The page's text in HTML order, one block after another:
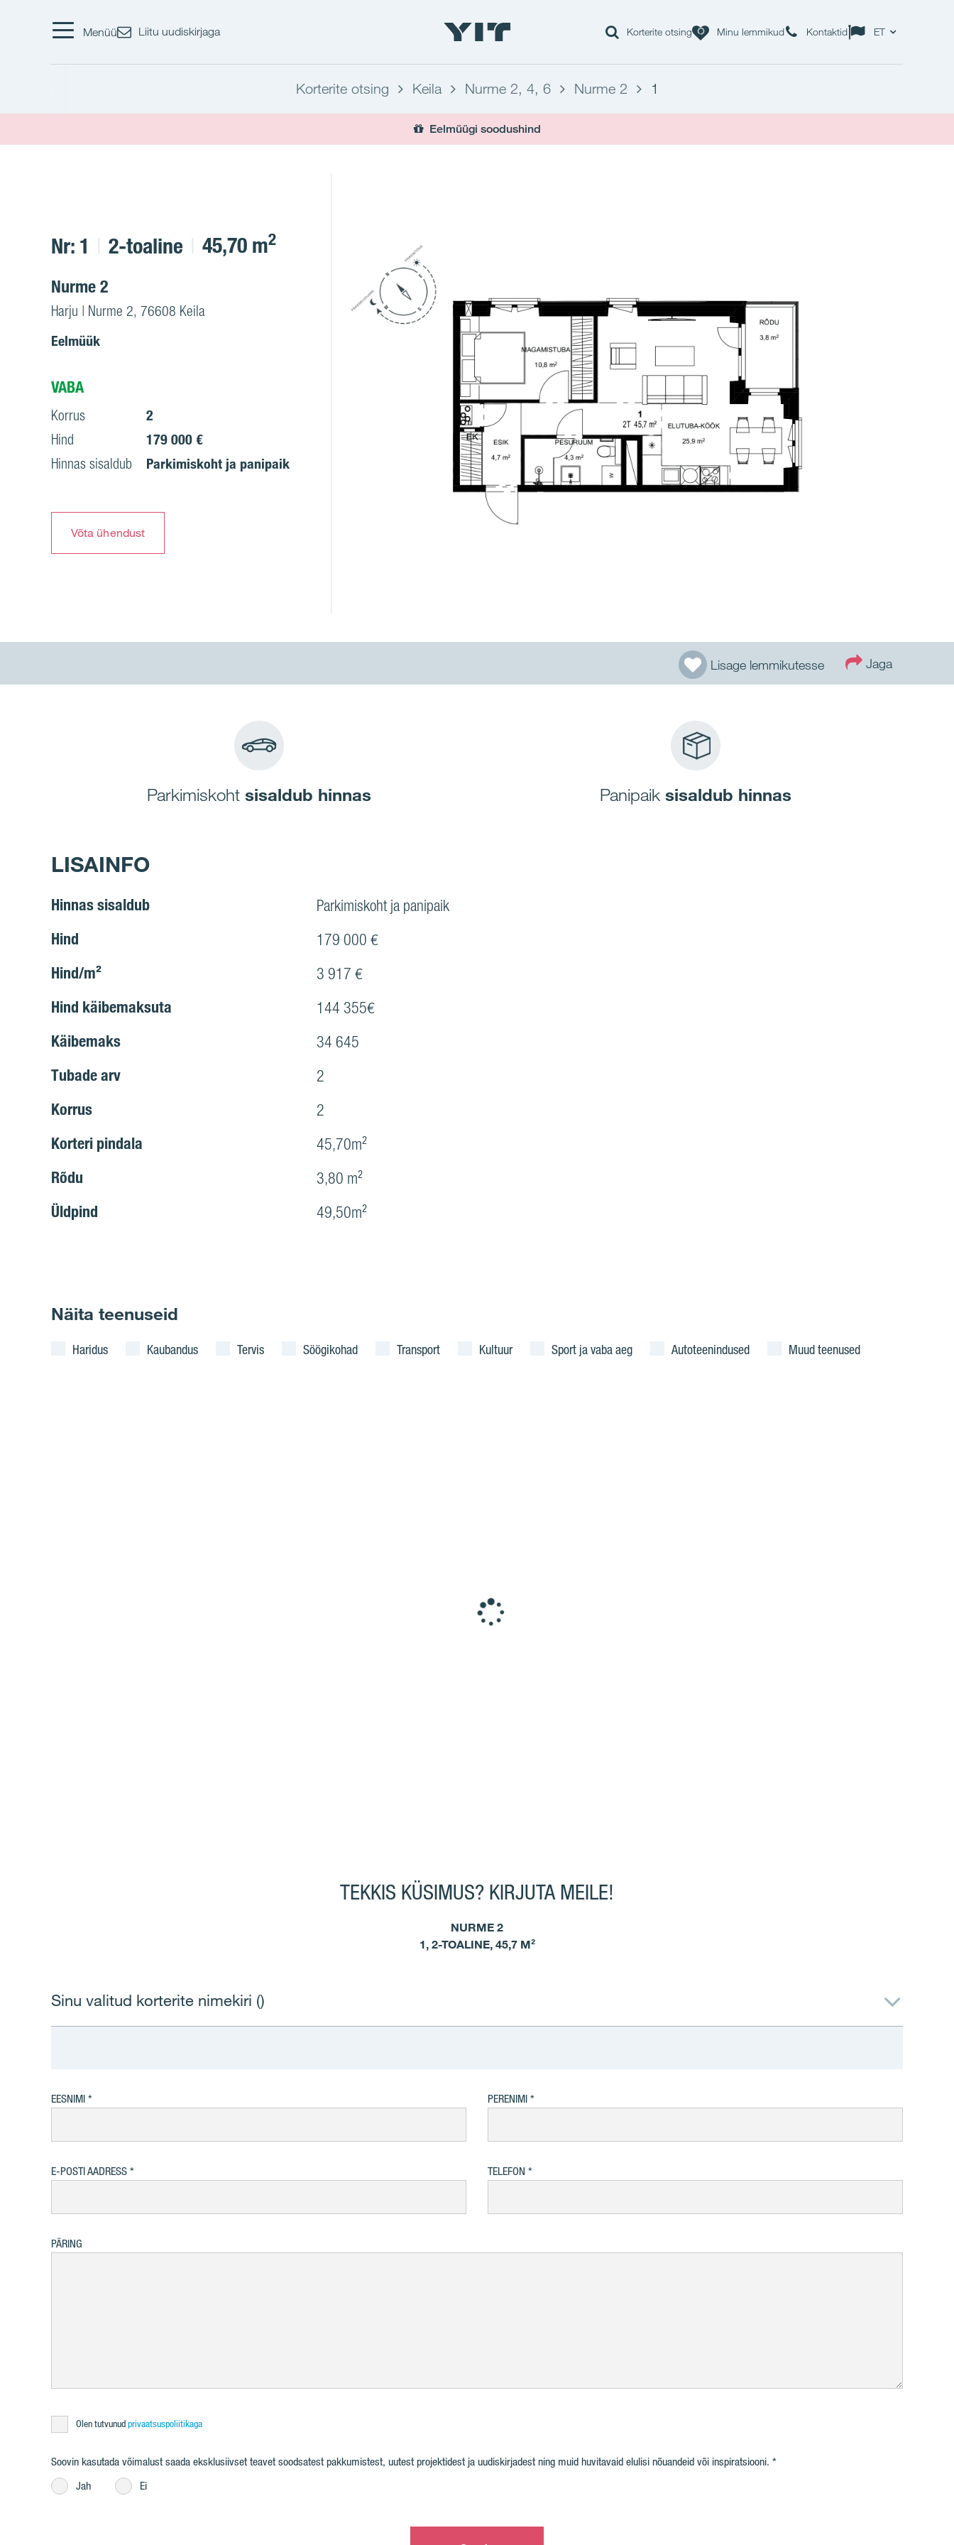
Menüü Liitu uudiskirjaga Korterite otsing Minu lemmikud Kontaktid ET
Korterite otsing Keila Nurme 2, 4, 6 Nurme 2 1
Eelmüügi soodushind
Nr: 1 2-toaline 45,70 m2
Nurme 2
Harju | Nurme 2, 76608 Keila
Eelmüük
VABA
Korrus
2
Hind
179 000 €
Hinnas sisaldub
Parkimiskoht ja panipaik
Võta ühendust
Lisage lemmikutesse Jaga
Parkimiskoht sisaldub hinnas Panipaik sisaldub hinnas
LISAINFO
Hinnas sisaldub Parkimiskoht ja panipaik
Hind 179 000 €
Hind/m² 3 917 €
Hind käibemaksuta 144 355€
Käibemaks 34 645
Tubade arv 2
Korrus 2
Korteri pindala 45,70m²
Rõdu 3,80 m²
Üldpind 49,50m²
Näita teenuseid
Haridus Kaubandus Tervis Söögikohad Transport Kultuur Sport ja vaba aeg Autoteenindused Muud teenused
TEKKIS KÜSIMUS? KIRJUTA MEILE!
NURME 2
1, 2-TOALINE, 45,7 M²
Sinu valitud korterite nimekiri ()
EESNIMI PERENIMI
E-POSTI AADRESS TELEFON
PÄRING
Olen tutvunudprivaatsuspoliitikaga
Soovin kasutada võimalust saada eksklusiivset teavet soodsatest pakkumistest, uutest projektidest ja uudiskirjadest ning muid huvitavaid elulisi nõuandeid või inspiratsiooni.
Jah
Ei